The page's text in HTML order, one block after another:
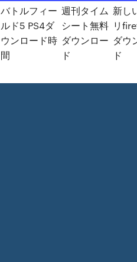
バトルフィー
ルド5 PS4ダ
ウンロード時
間
週刊タイム
シート無料
ダウンロー
ド
新し
リ
ダウ
ド